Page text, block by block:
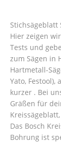
Stichsägeblatt
Hier zeigen
Tests und
zum Sägen in
Hartmetall-
Yato,
kurzer . Bei
Gräßen für
Das Bosch
Bohrung ist